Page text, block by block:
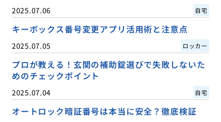
2025.07.06 自宅
キーボックス番号変更アプリ活用術と注意点
2025.07.05 ロッカー
プロが教える！玄関の補助錠選びで失敗しないた
めのチェックポイント
2025.07.04 自宅
オートロック暗証番号は本当に安全？徹底検証